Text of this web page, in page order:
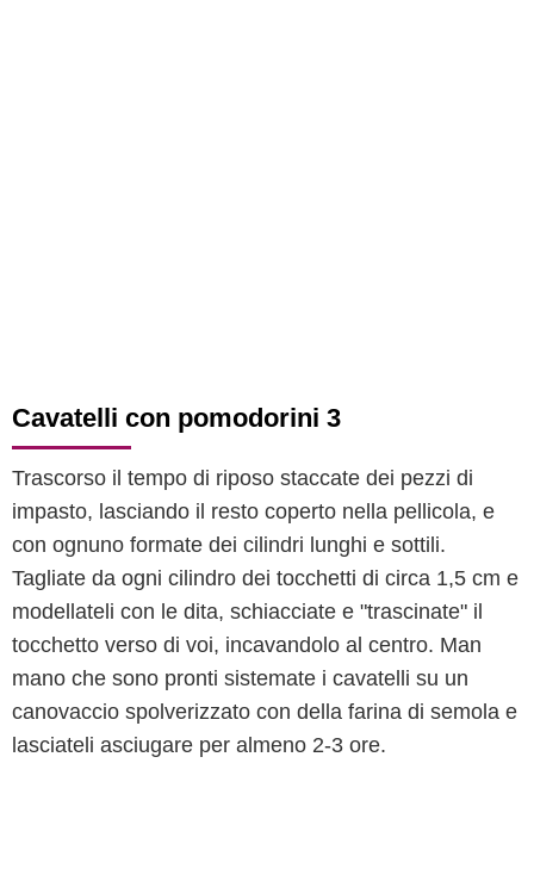
Cavatelli con pomodorini 3
Trascorso il tempo di riposo staccate dei pezzi di
impasto, lasciando il resto coperto nella pellicola, e
con ognuno formate dei cilindri lunghi e sottili.
Tagliate da ogni cilindro dei tocchetti di circa 1,5 cm e
modellateli con le dita, schiacciate e "trascinate" il
tocchetto verso di voi, incavandolo al centro. Man
mano che sono pronti sistemate i cavatelli su un
canovaccio spolverizzato con della farina di semola e
lasciateli asciugare per almeno 2-3 ore.